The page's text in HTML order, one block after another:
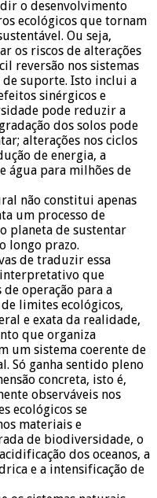
o desenvolvimento
ecológicos que tornam
Ou seja,
os riscos de alterações
reversão nos sistemas
de suporte. Isto inclui a
sinérgicos e
pode reduzir a
dos solos pode
alterações nos ciclos
de energia, a
água para milhões de
não constitui apenas
um processo de
planeta de sustentar
longo prazo.
de traduzir essa
que
operação para a
limites ecológicos,
e exata da realidade,
que organiza
um sistema coerente de
Só ganha sentido pleno
concreta, isto é,
observáveis nos
ecológicos se
materiais e
de biodiversidade, o
dos oceanos, a
e a intensificação de